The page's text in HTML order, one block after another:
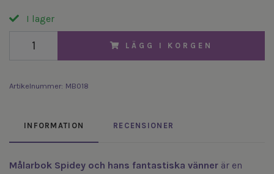
I lager
LÄGG I KORGEN
Artikelnummer: MB018
INFORMATION RECENSIONER
Målarbok Spidey och hans fantastiska vänner är en